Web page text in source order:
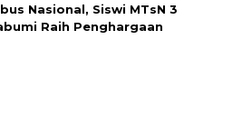
Nasional, Siswi MTsN 3
Raih Penghargaan